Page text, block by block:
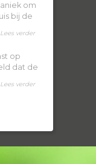
om
bij de
Lees verder
op
dat de
Lees verder